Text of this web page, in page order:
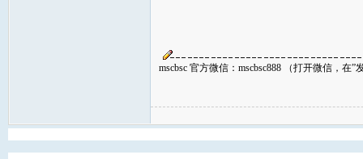
mscbsc 官方微信：mscbsc888 （打开微信，在